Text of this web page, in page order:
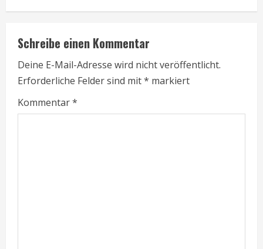
n
u
e
R
e
Schreibe einen Kommentar
Deine E-Mail-Adresse wird nicht veröffentlicht.
Erforderliche Felder sind mit* markiert
Kommentar*